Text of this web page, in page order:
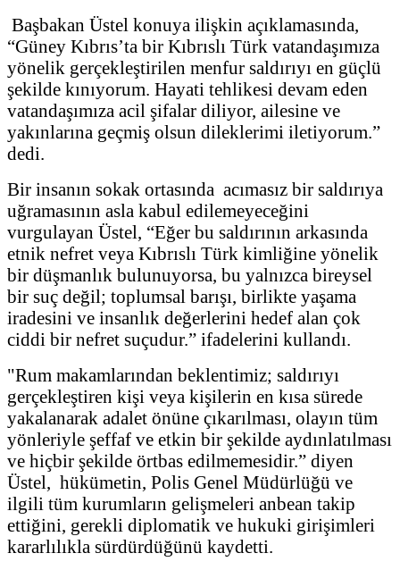
Başbakan Üstel konuya ilişkin açıklamasında,
“Güney Kıbrıs’ta bir Kıbrıslı Türk vatandaşımıza
yönelik gerçekleştirilen menfur saldırıyı en güçlü
şekilde kınıyorum. Hayati tehlikesi devam eden
vatandaşımıza acil şifalar diliyor, ailesine ve
yakınlarına geçmiş olsun dileklerimi iletiyorum.”
dedi.
Bir insanın sokak ortasında acımasız bir saldırıya
uğramasının asla kabul edilemeyeceğini
vurgulayan Üstel, “Eğer bu saldırının arkasında
etnik nefret veya Kıbrıslı Türk kimliğine yönelik
bir düşmanlık bulunuyorsa, bu yalnızca bireysel
bir suç değil; toplumsal barışı, birlikte yaşama
iradesini ve insanlık değerlerini hedef alan çok
ciddi bir nefret suçudur.” ifadelerini kullandı.
"Rum makamlarından beklentimiz; saldırıyı
gerçekleştiren kişi veya kişilerin en kısa sürede
yakalanarak adalet önüne çıkarılması, olayın tüm
yönleriyle şeffaf ve etkin bir şekilde aydınlatılması
ve hiçbir şekilde örtbas edilmemesidir.” diyen
Üstel, hükümetin, Polis Genel Müdürlüğü ve
ilgili tüm kurumların gelişmeleri anbean takip
ettiğini, gerekli diplomatik ve hukuki girişimleri
kararlılıkla sürdürdüğünü kaydetti.